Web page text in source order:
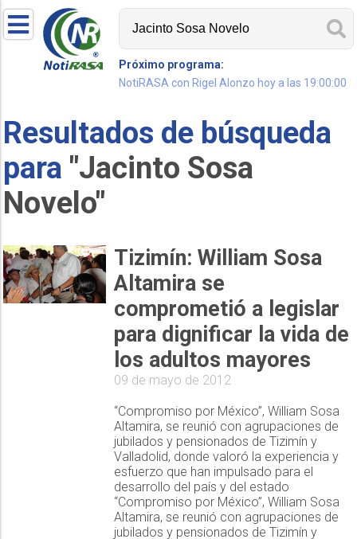
Próximo programa:
NotiRASA con Rigel Alonzo hoy a las 19:00:00
Resultados de búsqueda
para "Jacinto Sosa
Novelo"
Tizimín: William Sosa
Altamira se
comprometió a legislar
para dignificar la vida de
los adultos mayores
09 de mayo de 2012
“Compromiso por México”, William Sosa
Altamira, se reunió con agrupaciones de
jubilados y pensionados de Tizimín y
Valladolid, donde valoró la experiencia y
esfuerzo que han impulsado para el
desarrollo del país y del estado
“Compromiso por México”, William Sosa
Altamira, se reunió con agrupaciones de
jubilados y pensionados de Tizimín y